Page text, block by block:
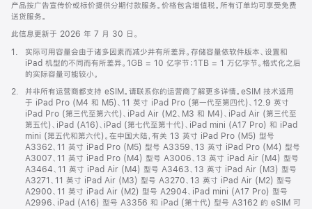
产品按广告宣传价或标价提供分期付款服务。价格包含增值税。所有订单均可享受免费
送货服务。
此信息更新于 2026 年 7 月 30 日。
脚
1.
实际可用容量会由于诸多因素而减少并有所差异。存储容量依软件版本、设置和
iPad 机型的不同而有所差异。1GB = 10 亿字节；1TB = 1 万亿字节。格式化之后
的实际容量可能较小。
脚
2.
并非所有运营商都支持 eSIM。请联系你的运营商了解更多详情。eSIM 技术适用
于 iPad Pro (M4 和 M5)、11 英寸 iPad Pro (第一代至第四代)、12.9 英寸
iPad Pro (第三代至第六代)、iPad Air (M2、M3 和 M4)、iPad Air (第三代至
第五代)、iPad (A16)、iPad (第七代至第十代)、iPad mini (A17 Pro) 和 iPad
mini (第五代和第六代)。在中国大陆，有关 13 英寸 iPad Pro (M5) 型号
A3362、11 英寸 iPad Pro (M5) 型号 A3359、13 英寸 iPad Pro (M4) 型号
A3007、11 英寸 iPad Pro (M4) 型号 A3006、13 英寸 iPad Air (M4) 型号
A3464、11 英寸 iPad Air (M4) 型号 A3463、13 英寸 iPad Air (M3) 型号
A3271、11 英寸 iPad Air (M3) 型号 A3270、13 英寸 iPad Air (M2) 型号
A2900、11 英寸 iPad Air (M2) 型号 A2904、iPad mini (A17 Pro) 型号
A2996、iPad (A16) 型号 A3356 和 iPad (第十代) 型号 A3162 的 eSIM 可